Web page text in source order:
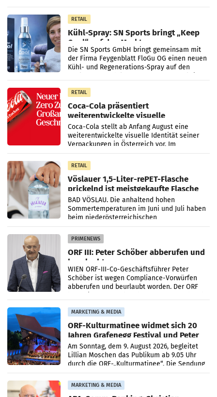
RETAIL
Kühl-Spray: SN Sports bringt „Keep
Cool“ auf den Markt
Die SN Sports GmbH bringt gemeinsam mit
der Firma Feygenblatt FloGu OG einen neuen
Kühl- und Regenerations-Spray auf den
RETAIL
Coca-Cola präsentiert
weiterentwickelte visuelle
Markenidentität
Coca-Cola stellt ab Anfang August eine
weiterentwickelte visuelle Identität seiner
Verpackungen in Österreich vor. Im
Mittelpunkt des Redesigns stehen zentrale
Gestaltungselemente
RETAIL
Vöslauer 1,5-Liter-rePET-Flasche
prickelnd ist meistgekaufte Flasche
Österreichs
BAD VÖSLAU. Die anhaltend hohen
Sommertemperaturen im Juni und Juli haben
beim niederösterreichischen
Getränkehersteller Vöslauer zu deutlichen
Absatzzuwächsen geführt. Während
PRIMENEWS
ORF III: Peter Schöber abberufen und
beurlaubt
WIEN ORF-III-Co-Geschäftsführer Peter
Schöber ist wegen Compliance-Vorwürfen
abberufen und beurlaubt worden. Der ORF
MARKETING & MEDIA
ORF-Kulturmatinee widmet sich 20
Jahren Grafenegg Festival und Peter
Simonischek
Am Sonntag, dem 9. August 2026, begleitet
Lillian Moschen das Publikum ab 9.05 Uhr
durch die ORF-„Kulturmatinee“. Die Sendung
startet mit der Dokumentation „20 Jahre
Grafenegg
MARKETING & MEDIA